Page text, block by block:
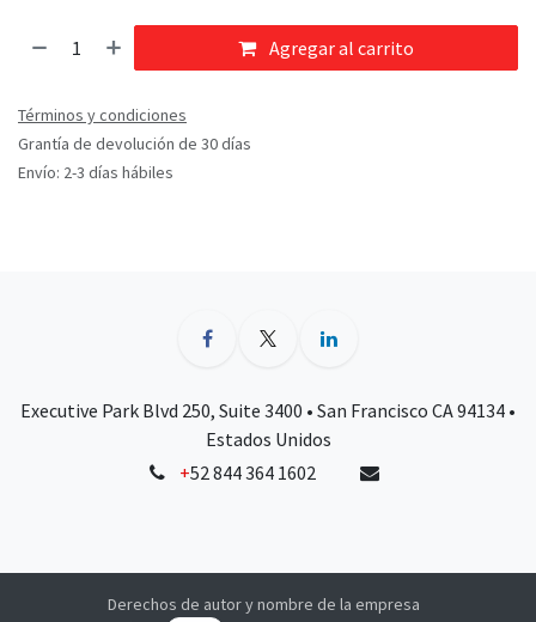
Agregar al carrito
Términos y condiciones
Grantía de devolución de 30 días
Envío: 2-3 días hábiles
Executive Park Blvd 250, Suite 3400 • San Francisco CA 94134 •
Estados Unidos
+52 844 364 1602
Derechos de autor y nombre de la empresa